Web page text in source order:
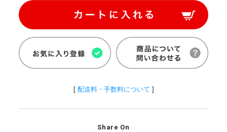
[ 配送料・手数料について ]
Share On